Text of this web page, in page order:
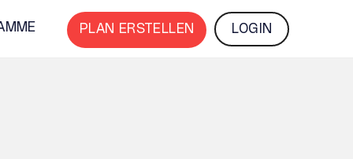
PLAN ERSTELLEN LOGIN